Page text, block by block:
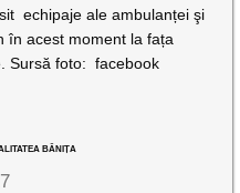
echipaje ale ambulanței şi
în acest moment la fața
Sursă foto: facebook
BĂNIȚA